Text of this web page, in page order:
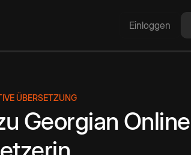
Einloggen
ÜBERSETZUNG
Georgian Online